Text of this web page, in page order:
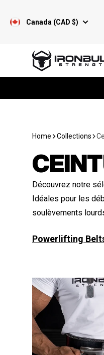
Canada (CAD $)
Iron Bull Strength -
Home Collections
Découvrez notre
Idéales pour les
soulèvements
Powerlifting